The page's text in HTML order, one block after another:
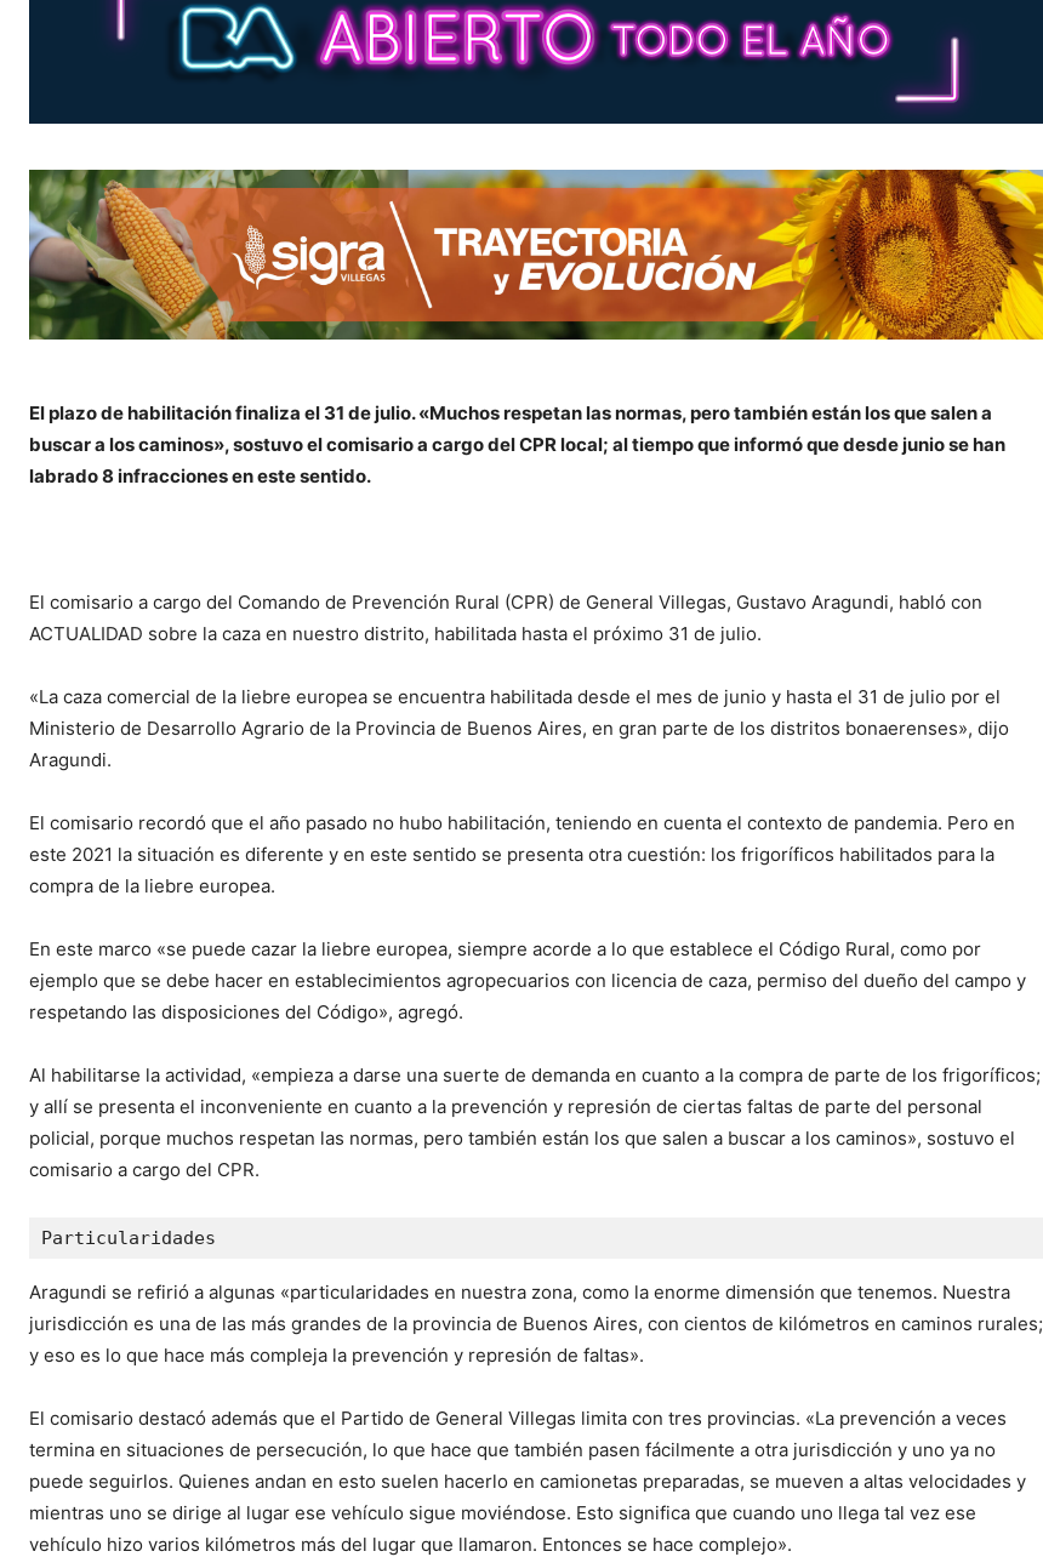
El plazo de habilitación finaliza el 31 de julio. «Muchos respetan las normas, pero también están los que salen a
buscar a los caminos», sostuvo el comisario a cargo del CPR local; al tiempo que informó que desde junio se han
labrado 8 infracciones en este sentido.
El comisario a cargo del Comando de Prevención Rural (CPR) de General Villegas, Gustavo Aragundi, habló con
ACTUALIDAD sobre la caza en nuestro distrito, habilitada hasta el próximo 31 de julio.
«La caza comercial de la liebre europea se encuentra habilitada desde el mes de junio y hasta el 31 de julio por el
Ministerio de Desarrollo Agrario de la Provincia de Buenos Aires, en gran parte de los distritos bonaerenses», dijo
Aragundi.
El comisario recordó que el año pasado no hubo habilitación, teniendo en cuenta el contexto de pandemia. Pero en
este 2021 la situación es diferente y en este sentido se presenta otra cuestión: los frigoríficos habilitados para la
compra de la liebre europea.
En este marco «se puede cazar la liebre europea, siempre acorde a lo que establece el Código Rural, como por
ejemplo que se debe hacer en establecimientos agropecuarios con licencia de caza, permiso del dueño del campo y
respetando las disposiciones del Código», agregó.
Al habilitarse la actividad, «empieza a darse una suerte de demanda en cuanto a la compra de parte de los frigoríficos;
y allí se presenta el inconveniente en cuanto a la prevención y represión de ciertas faltas de parte del personal
policial, porque muchos respetan las normas, pero también están los que salen a buscar a los caminos», sostuvo el
comisario a cargo del CPR.
Particularidades
Aragundi se refirió a algunas «particularidades en nuestra zona, como la enorme dimensión que tenemos. Nuestra
jurisdicción es una de las más grandes de la provincia de Buenos Aires, con cientos de kilómetros en caminos rurales;
y eso es lo que hace más compleja la prevención y represión de faltas».
El comisario destacó además que el Partido de General Villegas limita con tres provincias. «La prevención a veces
termina en situaciones de persecución, lo que hace que también pasen fácilmente a otra jurisdicción y uno ya no
puede seguirlos. Quienes andan en esto suelen hacerlo en camionetas preparadas, se mueven a altas velocidades y
mientras uno se dirige al lugar ese vehículo sigue moviéndose. Esto significa que cuando uno llega tal vez ese
vehículo hizo varios kilómetros más del lugar que llamaron. Entonces se hace complejo».